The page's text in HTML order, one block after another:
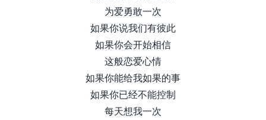
为爱勇敢一次
如果你说我们有彼此
如果你会开始相信
这般恋爱心情
如果你能给我如果的事
如果你已经不能控制
每天想我一次